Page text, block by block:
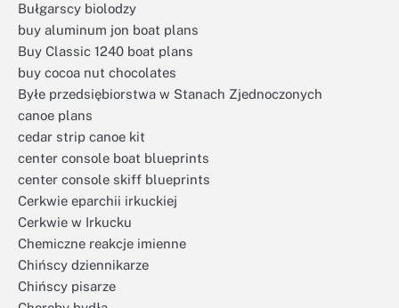
Bułgarscy biolodzy
buy aluminum jon boat plans
Buy Classic 1240 boat plans
buy cocoa nut chocolates
Byłe przedsiębiorstwa w Stanach Zjednoczonych
canoe plans
cedar strip canoe kit
center console boat blueprints
center console skiff blueprints
Cerkwie eparchii irkuckiej
Cerkwie w Irkucku
Chemiczne reakcje imienne
Chińscy dziennikarze
Chińscy pisarze